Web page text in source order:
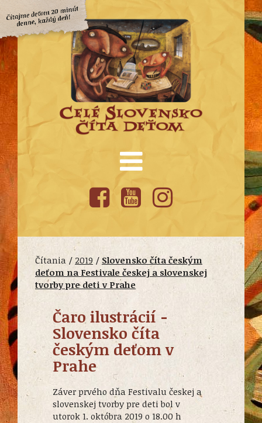
Čítania / 2019 / Slovensko číta českým
deťom na Festivale českej a slovenskej
tvorby pre deti v Prahe
Čaro ilustrácií -
Slovensko číta
českým deťom v
Prahe
Záver prvého dňa Festivalu českej a
slovenskej tvorby pre deti bol v
utorok 1. októbra 2019 o 18.00 h